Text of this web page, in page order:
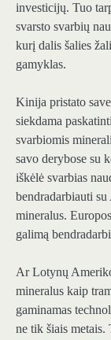
investicijų. Tuo
svarsto svarbių
kurį dalis šalies
gamyklas.
Kinija pristato
siekdama
svarbiomis
savo derybose su
iškėlė svarbias
bendradarbiauti
mineralus.
galimą
Ar Lotynų
mineralus kaip
gaminamas
ne tik šiais